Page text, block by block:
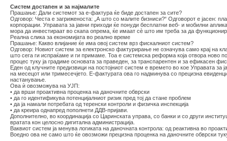
Систем достапен и за најмалите
Прашање: Дали системот за е-фактура ќе биде достапен за сите?
Одговор: Честа е загриженоста: „А што со малите бизниси?“ Одговорот е јасен:
корпорации. Управата за јавни приходи ќе понуди бесплатни веб- и мобилни
мора да инвестираат во скапа опрема, ќе имаат сè што им треба за да
Реална слика за економијата во реално време
Прашање: Какво влијание ќе има овој систем врз фискалниот систем?
Одговор: Новиот систем за електронско фактурирање не означува само крај на
што сега ги испраќаме и ги примаме. Тоа е системска реформа која отвора ново
процес туку ја градиме основата за праведен, за транспарентен и за ефикасен
Еден од клучните предизвици на постојниот систем е времето во кое Управата
на месецот или тримесечјето. Е-фактурата ова го надминува со прецизна
настанување.
Ова ѝ овозможува на УЈП:
• да врши проактивна проценка на даночните обврски
• да го идентификува потенцијалниот ризик пред тој да стане проблем
• да ја намали потребата од теренски контроли и физичка инспекција
• да креира однапред пополнети ДДВ-пријави.
Дополнително, во координација со Царинската управа, со банки и со други
вратата кон целосно дигитална администрација.
Ваквиот систем ја менува логиката на даночната контрола: од реактивна во
Воедно ова не само што ќе овозможи прецизна проценка на даночните обврски